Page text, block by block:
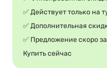
✅ Действует только на
✅ Дополнительная
✅ Предложение скоро
Купить сейчас